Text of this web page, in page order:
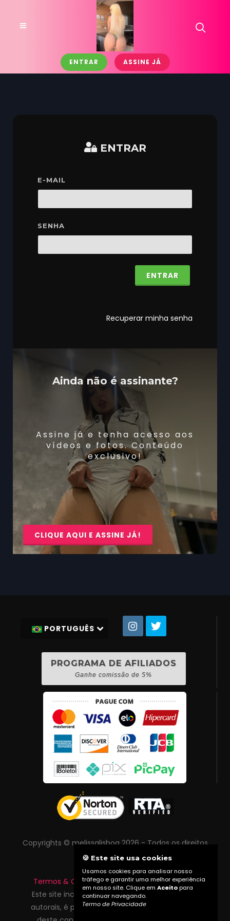
ENTRAR ASSINE JÁ
ENTRAR
E-MAIL
SENHA
Recuperar minha senha
Ainda não é assinante?
Assine já e tenha acesso aos
vídeos e fotos. Conteúdo
exclusivo!
CLIQUE AQUI E ASSINE JÁ!
PORTUGUÊS
PROGRAMA DE AFILIADOS
Ganhe comissão de 5%
Copyrights © melissalisboa 2026 - Todos os direitos
reservados
Termos & Condições |Política de Privacidade
Este site inclui conteúdo protegido por direitos
autorais, é proibida reprodução total ou parcial
🍪 Este site usa cookies
Usamos cookies para analisar nosso
tráfego e garantir uma melhor experiência
em nosso site. Clique em Aceitopara
continuar navegando.
Termo de Privacidade